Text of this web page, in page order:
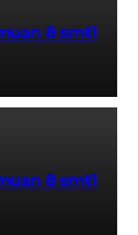
8 smt1
8 smt1